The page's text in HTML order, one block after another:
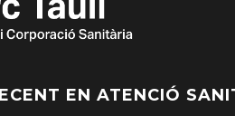
EN ATENCIÓ